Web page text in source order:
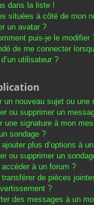
dans la liste !
situées à côté de mon
un avatar ?
puis-je le modifier
de me connecter
utilisateur ?
un nouveau sujet ou une
ou supprimer un
une signature à mon
sondage ?
plus d’options à
ou supprimer un
à un forum ?
de pièces
?
des messages à un